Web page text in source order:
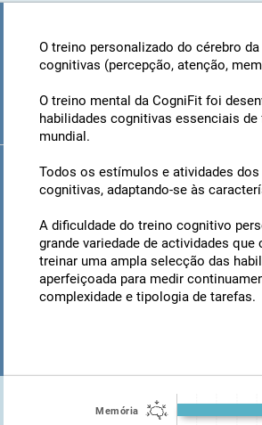
O treino personalizado do cérebro
cognitivas (percepção, atenção,
O treino mental da CogniFit foi
habilidades cognitivas essenciais
mundial.
Todos os estímulos e atividades
cognitivas, adaptando-se às
A dificuldade do treino cognitivo
grande variedade de actividades
treinar uma ampla selecção das
aperfeiçoada para medir
complexidade e tipologia de tarefas.
Memória